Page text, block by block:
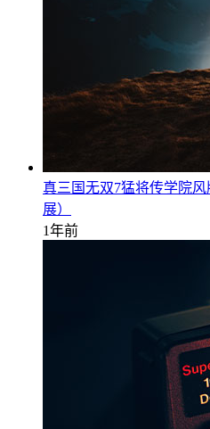
真三国无双7猛将传学院
展）
1年前